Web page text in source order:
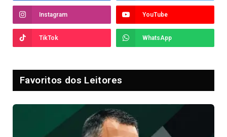
Instagram YouTube
TikTok WhatsApp
Favoritos dos Leitores